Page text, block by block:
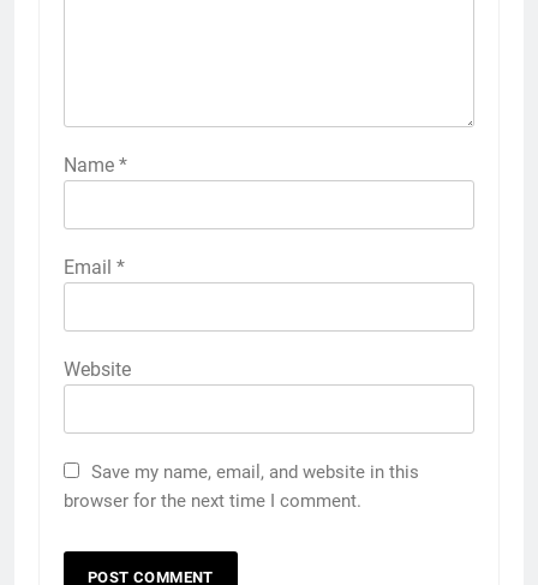
Name *
Email *
Website
Save my name, email, and website in this
browser for the next time I comment.